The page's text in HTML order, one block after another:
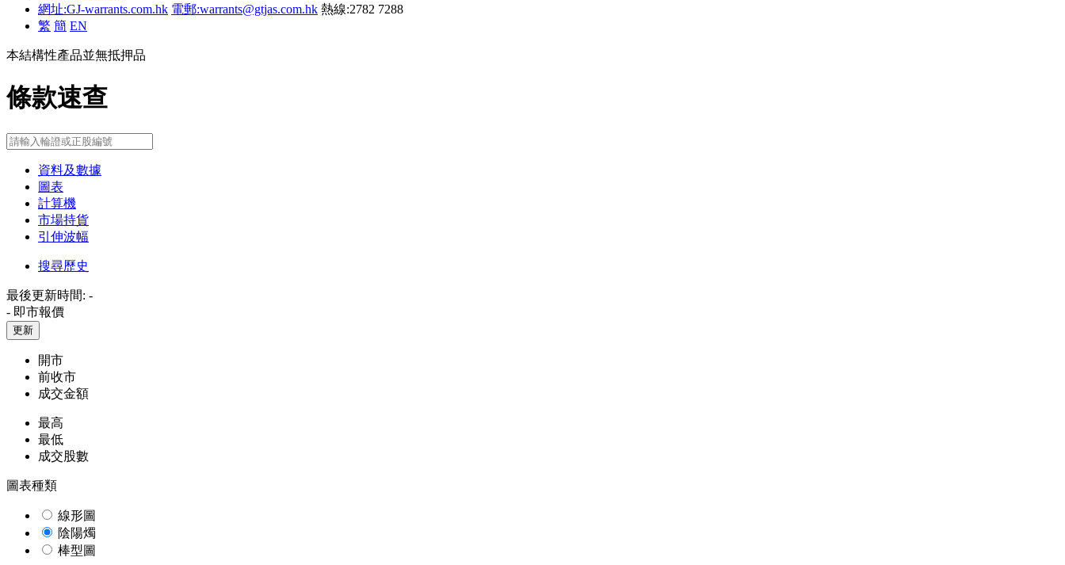
網址:GJ-warrants.com.hk 電郵:warrants@gtjas.com.hk 熱線:2782 7288
繁 簡 EN
本結構性產品並無抵押品
條款速查
資料及數據
圖表
計算機
市場持貨
引伸波幅
搜尋歷史
最後更新時間: -
- 即市報價
更新
開市
前收市
成交金額
最高
最低
成交股數
圖表種類
線形圖
陰陽燭
棒型圖